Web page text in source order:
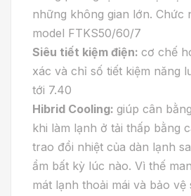
những không gian lớn. Chức
model FTKS50/60/7
Siêu tiết kiệm điện: cơ chế
xác và chỉ số tiết kiệm năng
tới 7.40
Hibrid Cooling: giúp cân
khi làm lạnh ở tải thấp bằng
trao đổi nhiệt của dàn lạnh
ẩm bất kỳ lúc nào. Vì thế
mát lạnh thoải mái và bảo vệ